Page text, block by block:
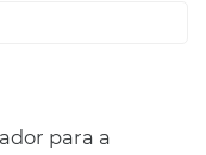
para a